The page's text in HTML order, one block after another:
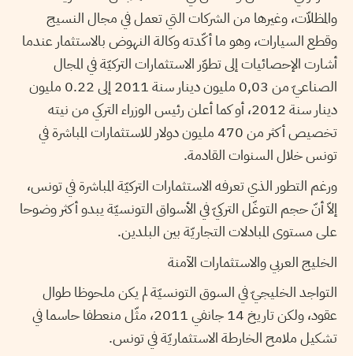
والمظلاّت، وغيرها من الشركات التي تعمل في مجال النسيج
وقطع السيارات، وهو ما أكّدته وكالة النهوض بالاستثمار عندما
أشارت الإحصائيات إلى تطوّر الاستثمارات التركيّة في المجال
الصناعيّ من 0,03 مليون دينار سنة 2011 إلى 0.22 مليون
دينار سنة 2012، أو كما أعلن رئيس الوزراء التركي من نيته
تخصيص أكثر من 470 مليون دولار للاستثمارات المباشرة في
تونس خلال السنوات القادمة.
ورغم التطور الذي تعرفه الاستثمارات التركيّة المباشرة في تونس،
إلاّ أنّ حجم التوغّل التركيّ في الأسواق التونسيّة يبدو أكثر وضوحا
على مستوى المبادلات التجاريّة بين البلدين.
الخليج العربي والاستثمارات الآمنة
التواجد الخليجيّ في السوق التونسيّة لم يكن ملحوظا طوال
عقود، ولكن تاريخ 14 جانفي 2011، مثّل منعطفا حاسما في
تشكيل ملامح الخارطة الاستثماريّة في تونس.